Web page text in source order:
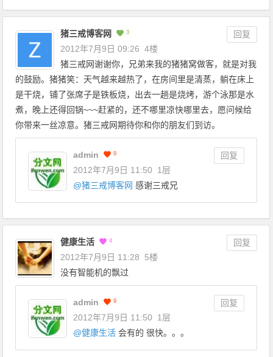
猪三戒博客网 3
回复
2012年7月9日 09:26 4楼
猪三戒网谢谢你，兄弟来我的猪猪窝做客，就是对我
的鼓励。猪猪笑：天气越来越热了，在房间里是清蒸，躺在床上
是干烧，铺了张席子是铁板烧，出去一趟是烧烤，游个泳那是水
煮，晚上还得回锅~~~赶紧的，还不哪里凉快哪里去，愿问候给
你带来一丝凉意。猪三戒网期待你和你的朋友们到访。
admin 9
回复
2012年7月9日 11:50
1层
@猪三戒博客网 感谢三戒兄
健康生活 4
回复
2012年7月9日 11:28
5楼
没有智能机的飘过
admin 9
回复
2012年7月9日 11:50
1层
@健康生活 会有的 很快。。。